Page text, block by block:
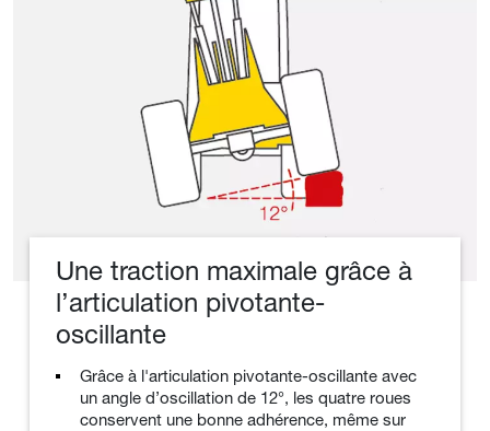
Une traction maximale grâce à
l’articulation pivotante-
oscillante
Grâce à l'articulation pivotante-oscillante avec
un angle d’oscillation de 12°, les quatre roues
conservent une bonne adhérence, même sur